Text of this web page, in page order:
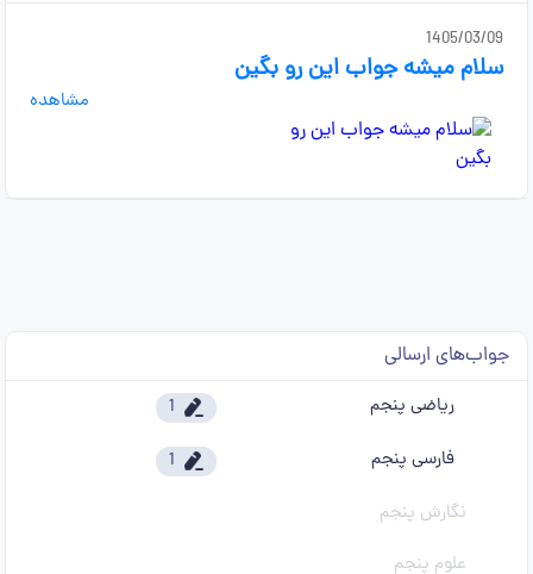
1405/03/09
سلام میشه جواب این رو بگین
مشاهده
جواب‌های ارسالی
ریاضی پنجم 1
فارسی پنجم 1
نگارش پنجم
علوم پنجم